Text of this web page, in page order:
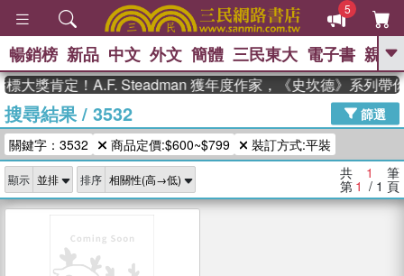
5
GO
高希均教授回憶錄
、 The Odyssey 、 父親節 、 如果歷
史是一群喵
、 暑期推薦 、
獎 臺灣漫遊錄 、 方念華 、 台灣的李
登輝時代
數學女孩：黎曼猜想 、
偉大的迷走神經
暢銷榜 新品 中文 外文 簡體 三民東大 電子書 親子
大獎肯定！A.F. Steadman 獲年度作家，《史坎德》系列帶
搜尋結果/ 3532
篩選
關鍵字：3532
商品定價:$600~$799 裝訂方式:平裝
顯示 排序 共 1 筆
第 1 / 1 頁